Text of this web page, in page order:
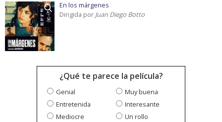
En los márgenes
Dirigida por Juan Diego Botto
¿Qué te parece la película?
Genial
Muy buena
Entretenida
Interesante
Mediocre
Un rollo